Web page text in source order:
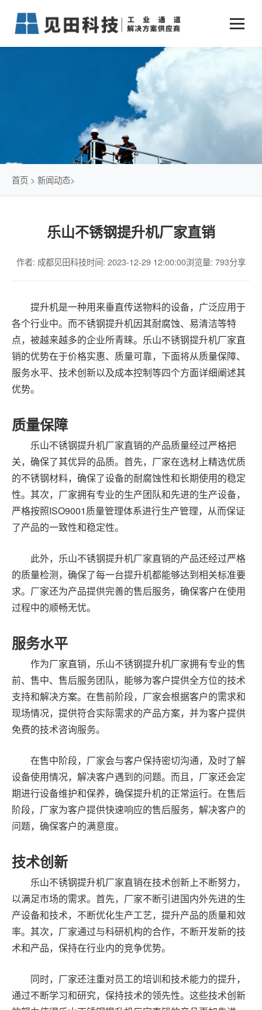
业务中心
仓储物流通道解决方案
智能立体库解决方案
简易升降机解决方案
新闻动态 +
传统仓储物流
石油化工行业
发展历程
首页 > 新闻动态>
乐山不锈钢提升机厂家直销
作者: 成都见田科技时间: 2023-12-29 12:00:00浏览量: 793分享
提升机是一种用来垂直传送物料的设备，广泛应用于
各个行业中。而不锈钢提升机因其耐腐蚀、易清洁等特
点，被越来越多的企业所青睐。乐山不锈钢提升机厂家直
销的优势在于价格实惠、质量可靠，下面将从质量保障、
服务水平、技术创新以及成本控制等四个方面详细阐述其
优势。
质量保障
乐山不锈钢提升机厂家直销的产品质量经过严格把
关，确保了其优异的品质。首先，厂家在选材上精选优质
的不锈钢材料，确保了设备的耐腐蚀性和长期使用的稳定
性。其次，厂家拥有专业的生产团队和先进的生产设备，
严格按照ISO9001质量管理体系进行生产管理，从而保证
了产品的一致性和稳定性。
此外，乐山不锈钢提升机厂家直销的产品还经过严格
的质量检测，确保了每一台提升机都能够达到相关标准要
求。厂家还为产品提供完善的售后服务，确保客户在使用
过程中的顺畅无忧。
服务水平
作为厂家直销，乐山不锈钢提升机厂家拥有专业的售
前、售中、售后服务团队，能够为客户提供全方位的技术
支持和解决方案。在售前阶段，厂家会根据客户的需求和
现场情况，提供符合实际需求的产品方案，并为客户提供
免费的技术咨询服务。
在售中阶段，厂家会与客户保持密切沟通，及时了解
设备使用情况，解决客户遇到的问题。而且，厂家还会定
期进行设备维护和保养，确保提升机的正常运行。在售后
阶段，厂家为客户提供快速响应的售后服务，解决客户的
问题，确保客户的满意度。
技术创新
乐山不锈钢提升机厂家直销在技术创新上不断努力，
以满足市场的需求。首先，厂家不断引进国内外先进的生
产设备和技术，不断优化生产工艺，提升产品的质量和效
率。其次，厂家通过与科研机构的合作，不断开发新的技
术和产品，保持在行业内的竞争优势。
同时，厂家还注重对员工的培训和技术能力的提升，
通过不断学习和研究，保持技术的领先性。这些技术创新